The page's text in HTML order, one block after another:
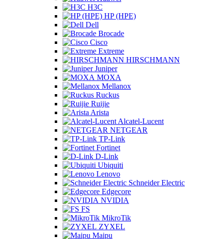
H3C
HP (HPE)
Dell
Brocade
Cisco
Extreme
HIRSCHMANN
Juniper
MOXA
Mellanox
Ruckus
Ruijie
Arista
Alcatel-Lucent
NETGEAR
TP-Link
Fortinet
D-Link
Ubiquiti
Lenovo
Schneider Electric
Edgecore
NVIDIA
FS
MikroTik
ZYXEL
Maipu